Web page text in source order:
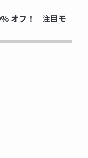
オフ！ 注目モ